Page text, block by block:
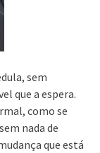
sem
que a espera.
como se
nada de
que está